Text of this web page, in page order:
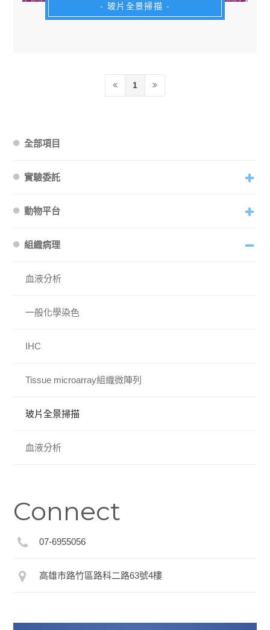
- 玻片全景掃描 -
1
全部項目
實驗委託
動物平台
組織病理
血液分析
一般化學染色
IHC
Tissue microarray組織微陣列
玻片全景掃描
血液分析
Connect
07-6955056
高雄市路竹區路科二路63號4樓